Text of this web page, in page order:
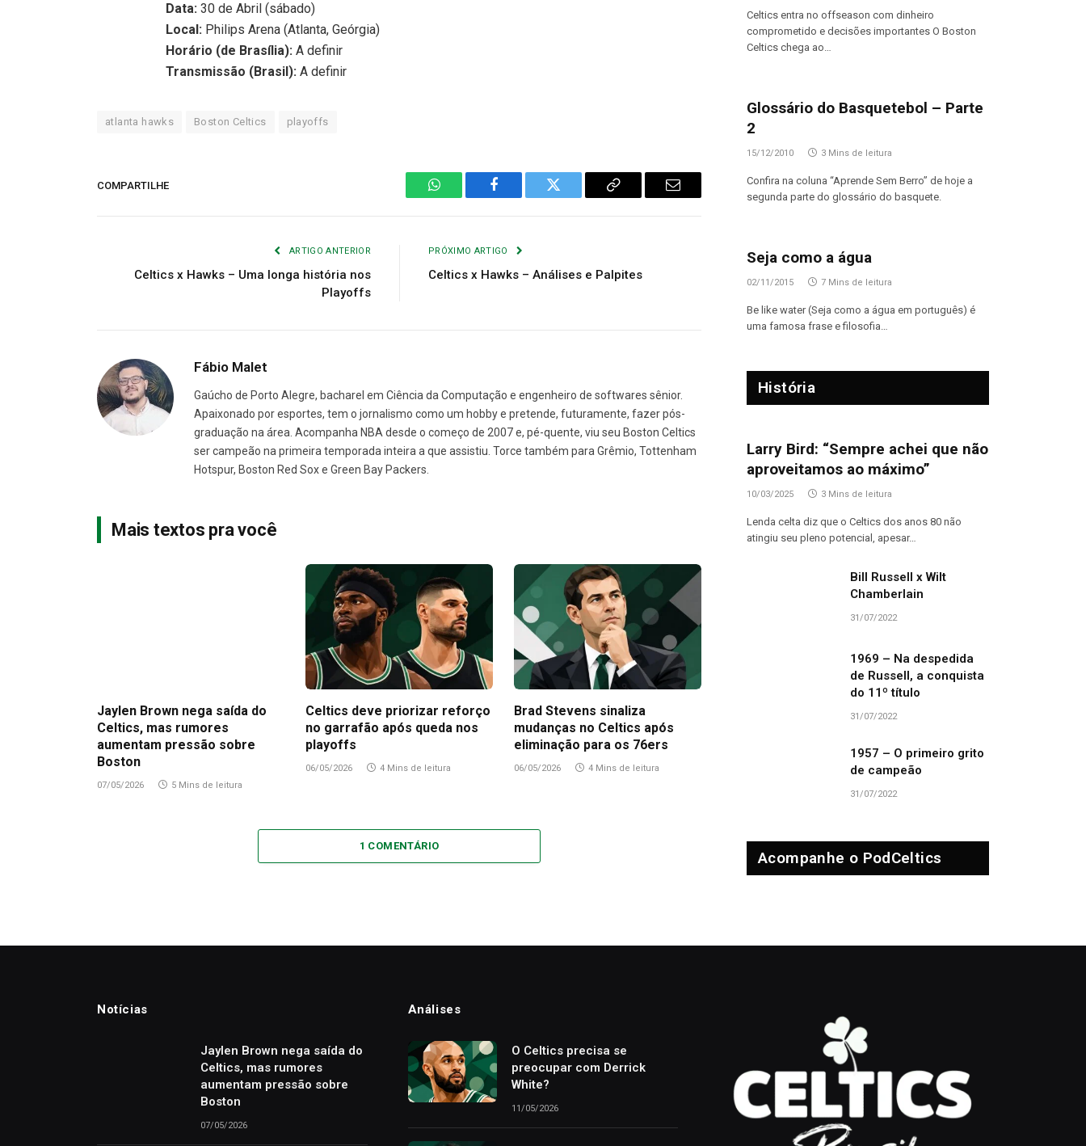
Data: 30 de Abril (sábado)
Local: Philips Arena (Atlanta, Geórgia)
Horário (de Brasília): A definir
Transmissão (Brasil): A definir
atlanta hawks Boston Celtics playoffs
COMPARTILHE
WhatsAppFacebook Twitter
Copiar
E-
ARTIGO ANTERIOR
Celtics x Hawks – Uma longa história nos
Playoffs
PRÓXIMO ARTIGO
Celtics x Hawks – Análises e Palpites
Fábio Malet
Gaúcho de Porto Alegre, bacharel em Ciência da Computação e engenheiro de softwares sênior.
Apaixonado por esportes, tem o jornalismo como um hobby e pretende, futuramente, fazer pós-
graduação na área. Acompanha NBA desde o começo de 2007 e, pé-quente, viu seu Boston Celtics
ser campeão na primeira temporada inteira a que assistiu. Torce também para Grêmio, Tottenham
Hotspur, Boston Red Sox e Green Bay Packers.
Mais textos pra você
Jaylen Brown nega saída do
Celtics, mas rumores
aumentam pressão sobre
Boston
07/05/2026 5 Mins de leitura
Celtics deve priorizar reforço
no garrafão após queda nos
playoffs
06/05/2026 4 Mins de leitura
Brad Stevens sinaliza
mudanças no Celtics após
eliminação para os 76ers
06/05/2026 4 Mins de leitura
1 COMENTÁRIO
Celtics entra no offseason com dinheiro
comprometido e decisões importantes O Boston
Celtics chega ao…
Glossário do Basquetebol – Parte
2
15/12/2010 3 Mins de leitura
Confira na coluna “Aprende Sem Berro” de hoje a
segunda parte do glossário do basquete.
Seja como a água
02/11/2015 7 Mins de leitura
Be like water (Seja como a água em português) é
uma famosa frase e filosofia…
História
Larry Bird: “Sempre achei que não
aproveitamos ao máximo”
10/03/2025 3 Mins de leitura
Lenda celta diz que o Celtics dos anos 80 não
atingiu seu pleno potencial, apesar…
Bill Russell x Wilt
Chamberlain
31/07/2022
1969 – Na despedida
de Russell, a conquista
do 11º título
31/07/2022
1957 – O primeiro grito
de campeão
31/07/2022
Acompanhe o PodCeltics
Notícias
Jaylen Brown nega saída do
Celtics, mas rumores
aumentam pressão sobre
Boston
07/05/2026
Análises
O Celtics precisa se
preocupar com Derrick
White?
11/05/2026